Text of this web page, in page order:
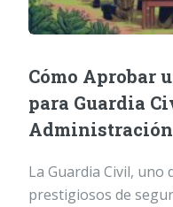
Cómo Aprobar
para Guardia
Administración
La Guardia Civil, uno
prestigiosos de